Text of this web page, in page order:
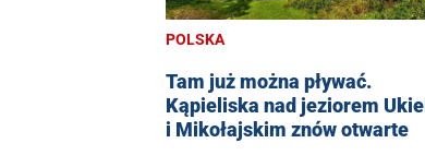
POLSKA
Tam już można pływać.
Kąpieliska nad jeziorem Ukiel
i Mikołajskim znów otwarte